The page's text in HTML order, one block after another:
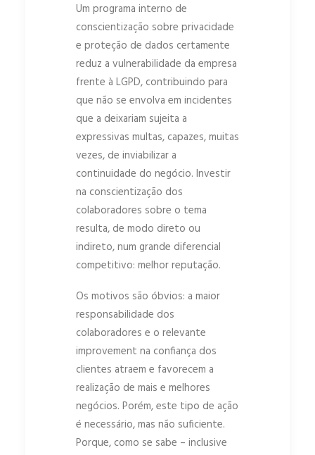
Um programa interno de
conscientização sobre privacidade
e proteção de dados certamente
reduz a vulnerabilidade da empresa
frente à LGPD, contribuindo para
que não se envolva em incidentes
que a deixariam sujeita a
expressivas multas, capazes, muitas
vezes, de inviabilizar a
continuidade do negócio. Investir
na conscientização dos
colaboradores sobre o tema
resulta, de modo direto ou
indireto, num grande diferencial
competitivo: melhor reputação.
Os motivos são óbvios: a maior
responsabilidade dos
colaboradores e o relevante
improvement na confiança dos
clientes atraem e favorecem a
realização de mais e melhores
negócios. Porém, este tipo de ação
é necessário, mas não suficiente.
Porque, como se sabe – inclusive